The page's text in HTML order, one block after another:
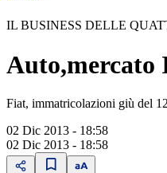
IL BUSINESS DELLE
Auto,mercato
Fiat, immatricolazioni giù del
02 Dic 2013 - 18:58
02 Dic 2013 - 18:58